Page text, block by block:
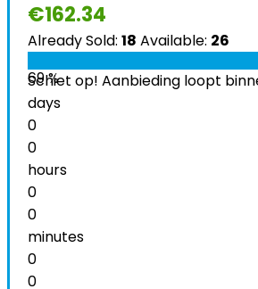
€162.34
Already Sold: 18 Available: 26
69 %
Schiet op! Aanbieding loopt
days
0
0
hours
0
0
minutes
0
0